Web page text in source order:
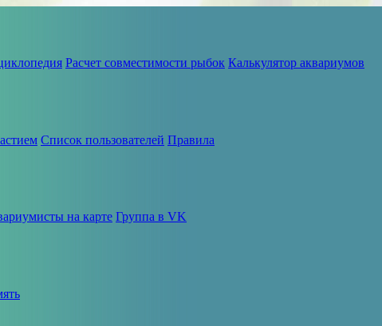
Расчет совместимости рыбок Калькулятор аквариумов
Список пользователей Правила
на карте Группа в VK